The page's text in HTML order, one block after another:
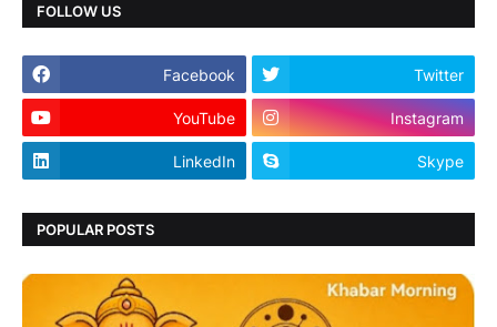
FOLLOW US
Facebook Twitter
YouTube Instagram
LinkedIn Skype
POPULAR POSTS